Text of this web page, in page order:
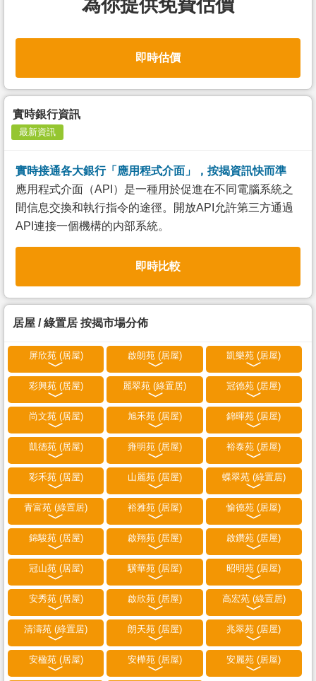
為你提供免費估價
即時估價
實時銀行資訊
最新資訊
實時接通各大銀行「應用程式介面」，按揭資訊快而準
應用程式介面（API）是一種用於促進在不同電腦系統之
間信息交換和執行指令的途徑。開放API允許第三方通過
API連接一個機構的内部系統。
即時比較
居屋 / 綠置居 按揭市場分佈
屏欣苑 (居屋) 啟朗苑 (居屋) 凱樂苑 (居屋)
彩興苑 (居屋) 麗翠苑 (綠置居) 冠德苑 (居屋)
尚文苑 (居屋) 旭禾苑 (居屋) 錦暉苑 (居屋)
凱德苑 (居屋) 雍明苑 (居屋) 裕泰苑 (居屋)
彩禾苑 (居屋) 山麗苑 (居屋) 蝶翠苑 (綠置居)
青富苑 (綠置居) 裕雅苑 (居屋) 愉德苑 (居屋)
錦駿苑 (居屋) 啟翔苑 (居屋) 啟鑽苑 (居屋)
冠山苑 (居屋) 驥華苑 (居屋) 昭明苑 (居屋)
安秀苑 (居屋) 啟欣苑 (居屋) 高宏苑 (綠置居)
清濤苑 (綠置居) 朗天苑 (居屋) 兆翠苑 (居屋)
安楹苑 (居屋) 安樺苑 (居屋) 安麗苑 (居屋)